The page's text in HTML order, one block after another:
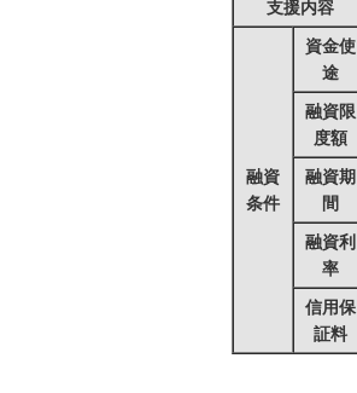
支援内容
融資
条件
資金使
途
融資限
度額
融資期
間
融資利
率
信用保
証料